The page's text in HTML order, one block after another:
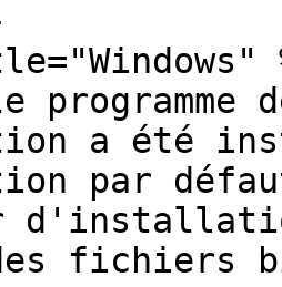
a été
par
fichiers